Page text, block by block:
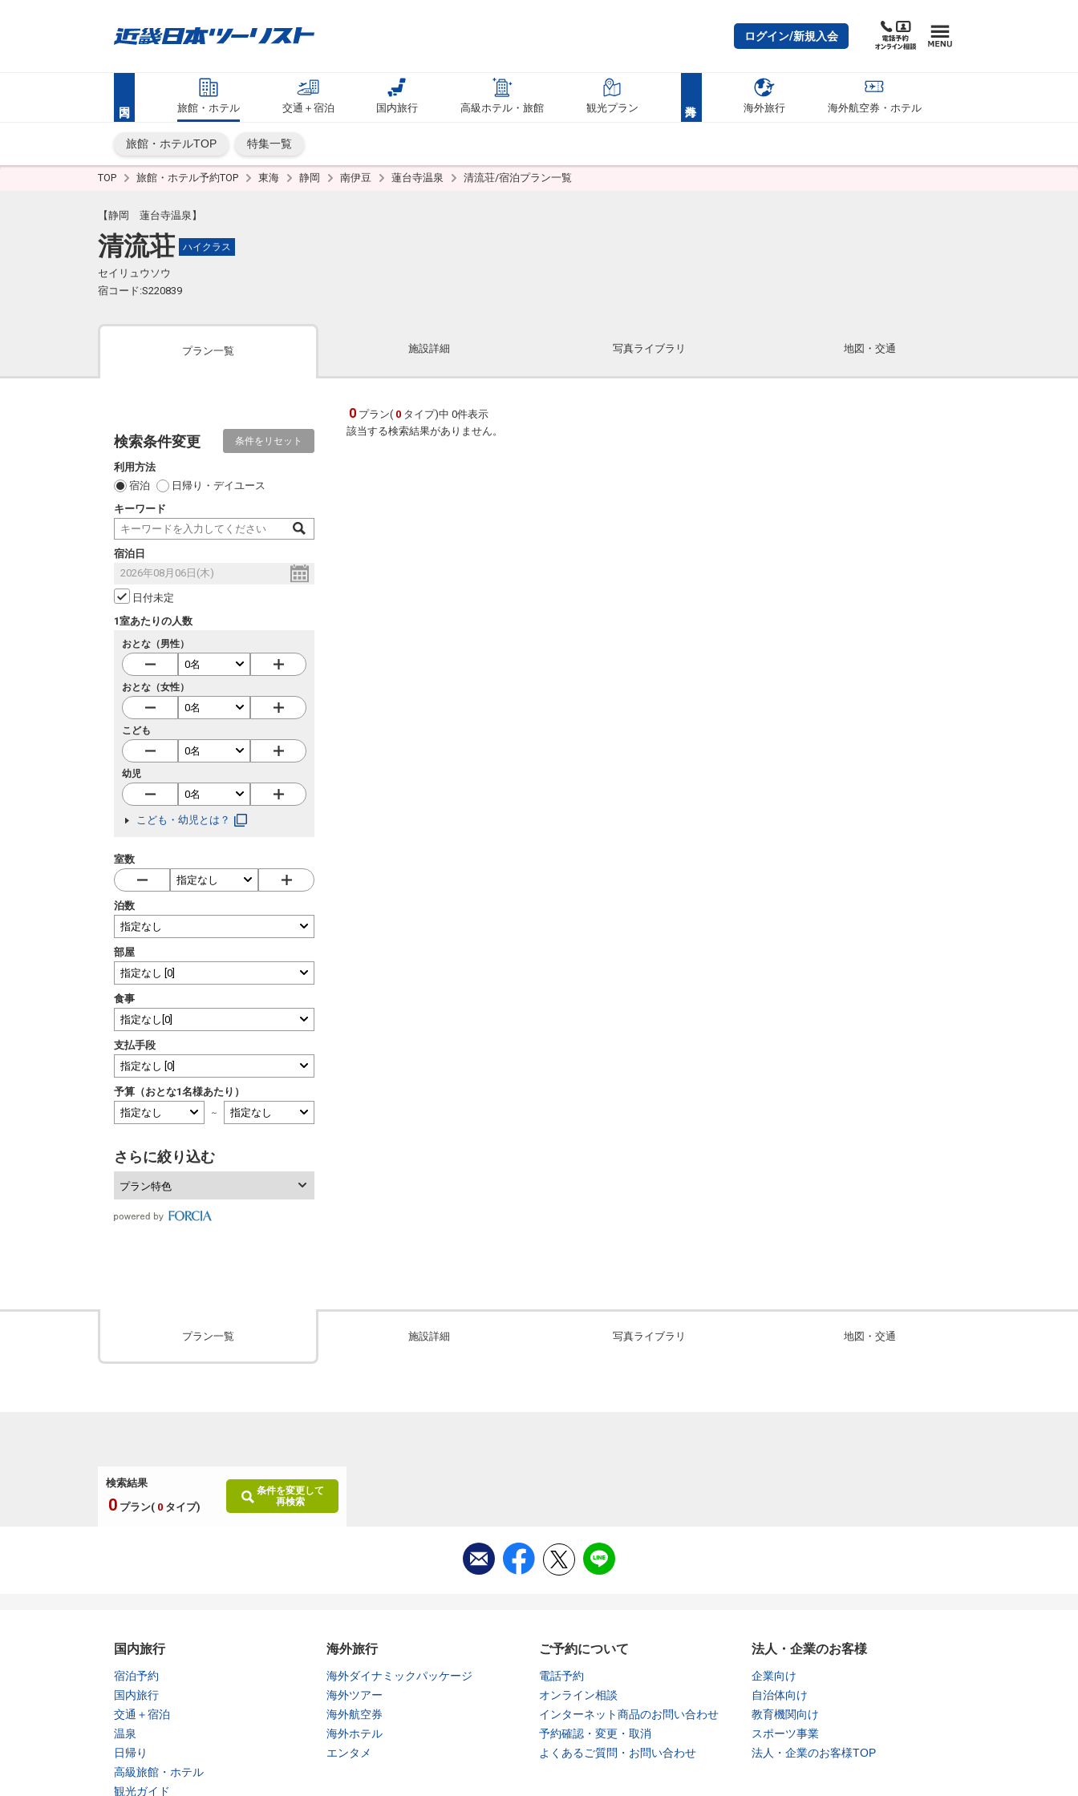
ログイン/新規入会
旅館・ホテル 交通＋宿泊 国内旅行 高級ホテル・旅館 観光プラン 海外旅行 海外航空券・ホテル
旅館・ホテルTOP 特集一覧
TOP 旅館・ホテル予約TOP 東海 静岡 南伊豆 蓮台寺温泉 清流荘/宿泊プラン一覧
【静岡 蓮台寺温泉】
清流荘 ハイクラス
セイリュウソウ
宿コード:S220839
プラン一覧 施設詳細 写真ライブラリ 地図・交通
検索条件変更 条件をリセット
利用方法
宿泊
日帰り・デイユース
キーワード
宿泊日
日付未定
1室あたりの人数
おとな（男性）
おとな（女性）
こども
幼児
こども・幼児とは？
室数
泊数
部屋
食事
支払手段
予算（おとな1名様あたり）
～
さらに絞り込む
プラン特色
検索結果
0 プラン( 0 タイプ)
条件を変更して
再検索
0 プラン( 0 タイプ)中 0件表示
該当する検索結果がありません。
プラン一覧 施設詳細 写真ライブラリ 地図・交通
国内旅行
宿泊予約
国内旅行
交通＋宿泊
温泉
日帰り
高級旅館・ホテル
観光ガイド
海外旅行
海外ダイナミックパッケージ
海外ツアー
海外航空券
海外ホテル
エンタメ
ご予約について
電話予約
オンライン相談
インターネット商品のお問い合わせ
予約確認・変更・取消
よくあるご質問・お問い合わせ
法人・企業のお客様
企業向け
自治体向け
教育機関向け
スポーツ事業
法人・企業のお客様TOP